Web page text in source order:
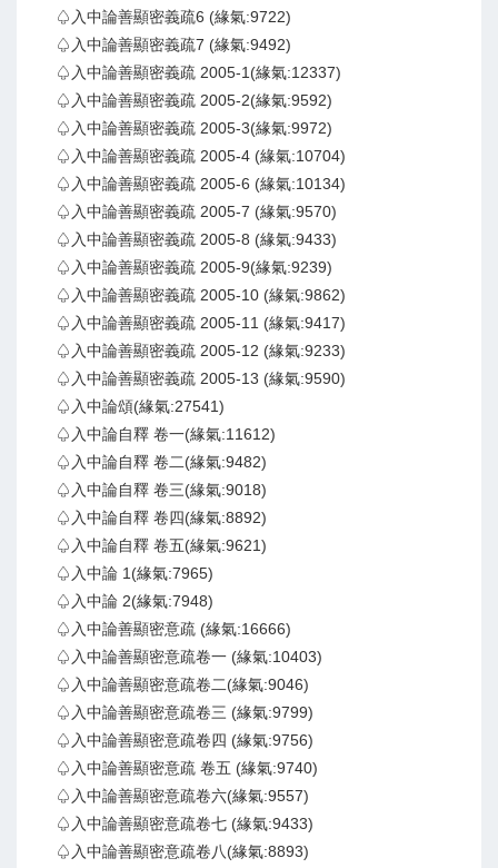
♤入中論善顯密義疏6 (緣氣:9722)
♤入中論善顯密義疏7 (緣氣:9492)
♤入中論善顯密義疏 2005-1(緣氣:12337)
♤入中論善顯密義疏 2005-2(緣氣:9592)
♤入中論善顯密義疏 2005-3(緣氣:9972)
♤入中論善顯密義疏 2005-4 (緣氣:10704)
♤入中論善顯密義疏 2005-6 (緣氣:10134)
♤入中論善顯密義疏 2005-7 (緣氣:9570)
♤入中論善顯密義疏 2005-8 (緣氣:9433)
♤入中論善顯密義疏 2005-9(緣氣:9239)
♤入中論善顯密義疏 2005-10 (緣氣:9862)
♤入中論善顯密義疏 2005-11 (緣氣:9417)
♤入中論善顯密義疏 2005-12 (緣氣:9233)
♤入中論善顯密義疏 2005-13 (緣氣:9590)
♤入中論頌(緣氣:27541)
♤入中論自釋 卷一(緣氣:11612)
♤入中論自釋 卷二(緣氣:9482)
♤入中論自釋 卷三(緣氣:9018)
♤入中論自釋 卷四(緣氣:8892)
♤入中論自釋 卷五(緣氣:9621)
♤入中論 1(緣氣:7965)
♤入中論 2(緣氣:7948)
♤入中論善顯密意疏 (緣氣:16666)
♤入中論善顯密意疏卷一 (緣氣:10403)
♤入中論善顯密意疏卷二(緣氣:9046)
♤入中論善顯密意疏卷三 (緣氣:9799)
♤入中論善顯密意疏卷四 (緣氣:9756)
♤入中論善顯密意疏 卷五 (緣氣:9740)
♤入中論善顯密意疏卷六(緣氣:9557)
♤入中論善顯密意疏卷七 (緣氣:9433)
♤入中論善顯密意疏卷八(緣氣:8893)